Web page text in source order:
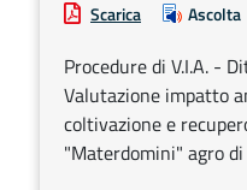
Scarica Ascolta
Procedure di V.I.A. -
Valutazione impatto
coltivazione e
"Materdomini" agro di